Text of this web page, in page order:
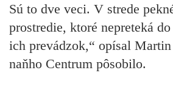
Sú to dve veci. V strede
prostredie, ktoré nepreteká
ich prevádzok,“ opísal Martin
naňho Centrum pôsobilo.